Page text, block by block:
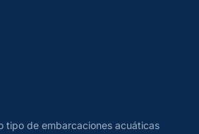
tipo de embarcaciones acuáticas